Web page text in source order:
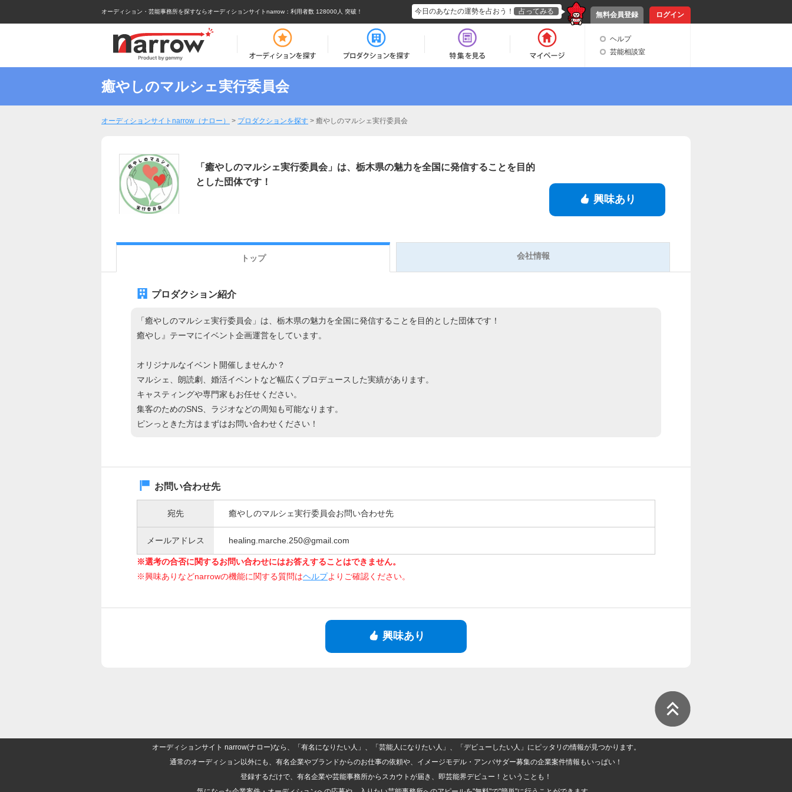
オーディション・芸能事務所を探すならオーディションサイトnarrow ：利用者数 128000人 突破！ 無料会員登録 ログイン
今日のあなたの運勢を占おう！ 占ってみる
ヘルプ
芸能相談室
癒やしのマルシェ実行委員会
オーディションサイトnarrow（ナロー） > プロダクションを探す > 癒やしのマルシェ実行委員会
「癒やしのマルシェ実行委員会」は、栃木県の魅力を全国に発信することを目的
とした団体です！
興味あり
トップ 会社情報
プロダクション紹介
「癒やしのマルシェ実行委員会」は、栃木県の魅力を全国に発信することを目的とした団体です！
癒やし』テーマにイベント企画運営をしています。
オリジナルなイベント開催しませんか？
マルシェ、朗読劇、婚活イベントなど幅広くプロデュースした実績があります。
キャスティングや専門家もお任せください。
集客のためのSNS、ラジオなどの周知も可能なります。
ピンっときた方はまずはお問い合わせください！
お問い合わせ先
宛先 癒やしのマルシェ実行委員会お問い合わせ先
メールアドレス healing.marche.250@gmail.com
※選考の合否に関するお問い合わせにはお答えすることはできません。
※興味ありなどnarrowの機能に関する質問はヘルプよりご確認ください。
興味あり
オーディションサイト narrow(ナロー)なら、「有名になりたい人」、「芸能人になりたい人」、「デビューしたい人」にピッタリの情報が見つかります。
通常のオーディション以外にも、有名企業やブランドからのお仕事の依頼や、イメージモデル・アンバサダー募集の企業案件情報もいっぱい！
登録するだけで、有名企業や芸能事務所からスカウトが届き、即芸能界デビュー！ということも！